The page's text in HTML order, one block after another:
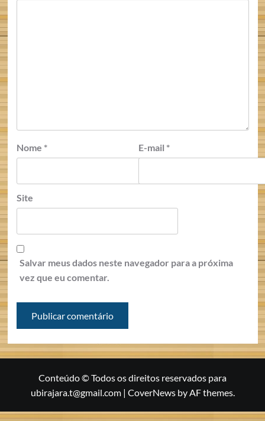
Nome * E-mail *
Site
Salvar meus dados neste navegador para a próxima
vez que eu comentar.
Conteúdo © Todos os direitos reservados para
ubirajara.t@gmail.com | CoverNewsby AF themes.